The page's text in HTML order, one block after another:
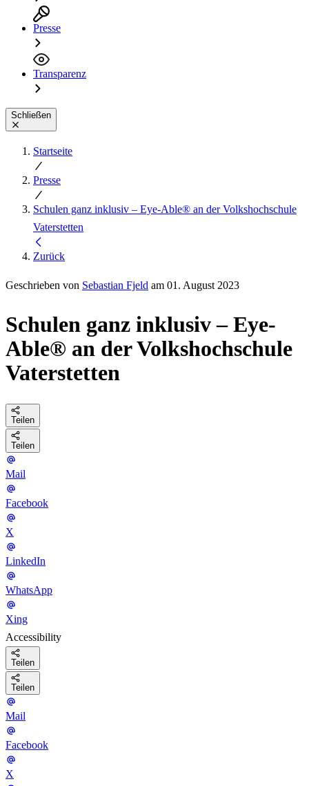
Presse
Transparenz
Schließen
Startseite
Presse
Schulen ganz inklusiv – Eye-Able® an der Volkshochschule
Vaterstetten
Zurück
Geschrieben von Sebastian Fjeld am 01. August 2023
Schulen ganz inklusiv – Eye-
Able® an der Volkshochschule
Vaterstetten
Teilen
Teilen
Mail
Facebook
X
LinkedIn
WhatsApp
Xing
Accessibility
Teilen
Teilen
Mail
Facebook
X